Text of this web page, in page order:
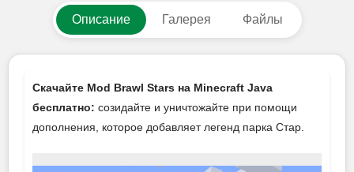
Описание Галерея Файлы
Скачайте Mod Brawl Stars на Minecraft Java
бесплатно: созидайте и уничтожайте при помощи
дополнения, которое добавляет легенд парка Стар.